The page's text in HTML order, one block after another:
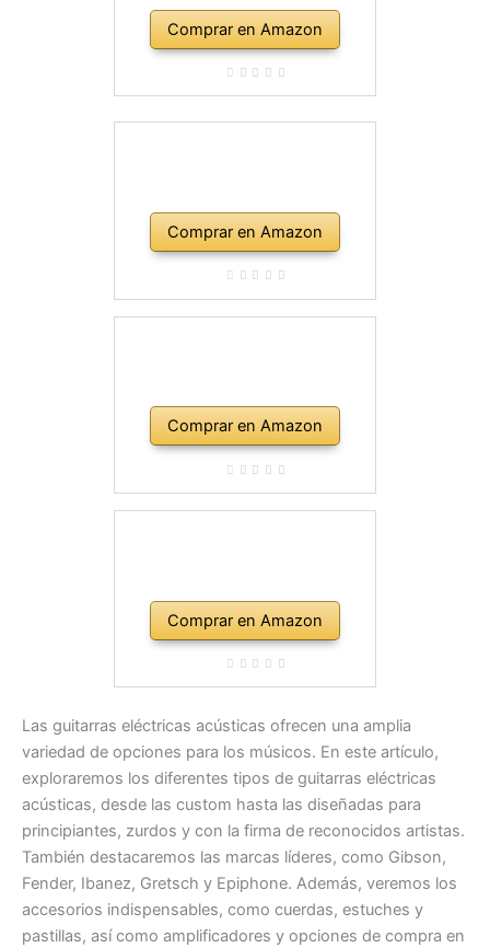
Comprar en Amazon
Comprar en Amazon
Comprar en Amazon
Comprar en Amazon
Las guitarras eléctricas acústicas ofrecen una amplia
variedad de opciones para los músicos. En este artículo,
exploraremos los diferentes tipos de guitarras eléctricas
acústicas, desde las custom hasta las diseñadas para
principiantes, zurdos y con la firma de reconocidos artistas.
También destacaremos las marcas líderes, como Gibson,
Fender, Ibanez, Gretsch y Epiphone. Además, veremos los
accesorios indispensables, como cuerdas, estuches y
pastillas, así como amplificadores y opciones de compra en